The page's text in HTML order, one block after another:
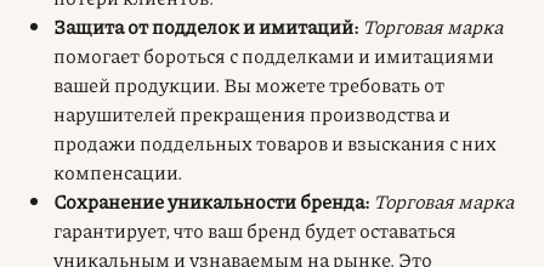
Защита от подделок и имитаций: Торговая марка
помогает бороться с подделками и имитациями
вашей продукции. Вы можете требовать от
нарушителей прекращения производства и
продажи поддельных товаров и взыскания с них
компенсации.
Сохранение уникальности бренда: Торговая марка
гарантирует, что ваш бренд будет оставаться
уникальным и узнаваемым на рынке. Это